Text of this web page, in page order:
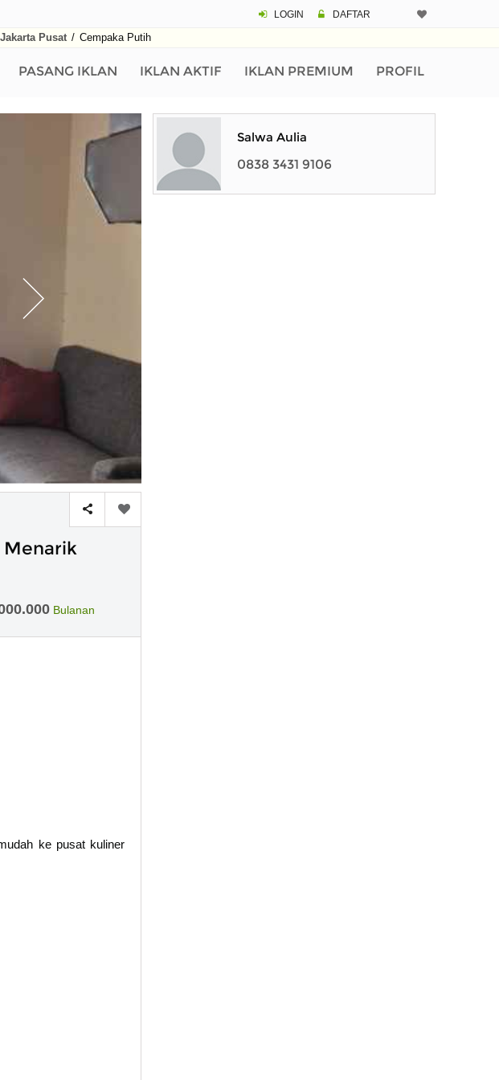
LOGIN DAFTAR
Jakarta Pusat / Cempaka Putih
PASANG IKLAN IKLAN AKTIF IKLAN PREMIUM PROFIL
Menarik
Bulanan
ke pusat kuliner
Salwa Aulia
0838 3431 9106